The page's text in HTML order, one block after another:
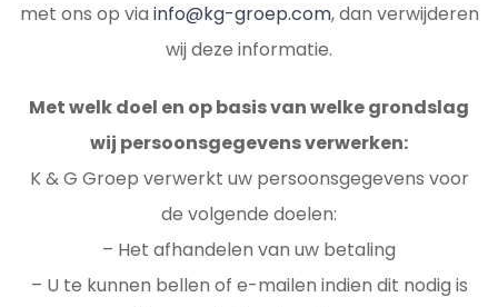
met ons op via info@kg-groep.com, dan verwijderen
wij deze informatie.
Met welk doel en op basis van welke grondslag
wij persoonsgegevens verwerken:
K & G Groep verwerkt uw persoonsgegevens voor
de volgende doelen:
– Het afhandelen van uw betaling
– U te kunnen bellen of e-mailen indien dit nodig is